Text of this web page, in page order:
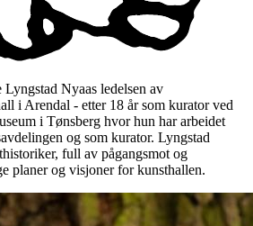
Nyaas ledelsen av
i Arendal - etter 18 år som kurator ved
i Tønsberg hvor hun har arbeidet
og som kurator. Lyngstad
full av pågangsmot og
planer og visjoner for kunsthallen.